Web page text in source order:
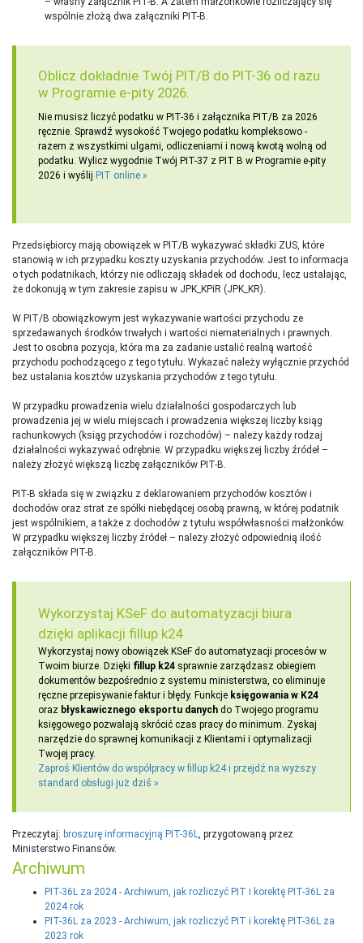
wspólnie złożą dwa załączniki PIT-B.
Oblicz dokładnie Twój PIT/B do PIT-36 od razu
w Programie e-pity 2026.
Nie musisz liczyć podatku w PIT-36 i załącznika PIT/B za 2026
ręcznie. Sprawdź wysokość Twojego podatku kompleksowo -
razem z wszystkimi ulgami, odliczeniami i nową kwotą wolną od
podatku. Wylicz wygodnie Twój PIT-37 z PIT B w Programie e-pity
2026 i wyślij PIT online
Przedsiębiorcy mają obowiązek w PIT/B wykazywać składki ZUS, które
stanowią w ich przypadku koszty uzyskania przychodów. Jest to informacja
o tych podatnikach, którzy nie odliczają składek od dochodu, lecz ustalając,
że dokonują w tym zakresie zapisu w JPK_KPiR (JPK_KR).
W PIT/B obowiązkowym jest wykazywanie wartości przychodu ze
sprzedawanych środków trwałych i wartości niematerialnych i prawnych.
Jest to osobna pozycja, która ma za zadanie ustalić realną wartość
przychodu pochodzącego z tego tytułu. Wykazać należy wyłącznie przychód
bez ustalania kosztów uzyskania przychodów z tego tytułu.
W przypadku prowadzenia wielu działalności gospodarczych lub
prowadzenia jej w wielu miejscach i prowadzenia większej liczby ksiąg
rachunkowych (ksiąg przychodów i rozchodów) – należy każdy rodzaj
działalności wykazywać odrębnie. W przypadku większej liczby źródeł –
należy złożyć większą liczbę załączników PIT-B.
PIT-B składa się w związku z deklarowaniem przychodów kosztów i
dochodów oraz strat ze spółki niebędącej osobą prawną, w której podatnik
jest wspólnikiem, a także z dochodów z tytułu współwłasności małżonków.
W przypadku większej liczby źródeł – należy złożyć odpowiednią ilość
załączników PIT-B.
Wykorzystaj KSeF do automatyzacji biura
dzięki aplikacji fillup k24
Wykorzystaj nowy obowiązek KSeF do automatyzacji procesów w
Twoim biurze. Dzięki fillup k24 sprawnie zarządzasz obiegiem
dokumentów bezpośrednio z systemu ministerstwa, co eliminuje
ręczne przepisywanie faktur i błędy. Funkcje księgowania w K24
oraz błyskawicznego eksportu danych do Twojego programu
księgowego pozwalają skrócić czas pracy do minimum. Zyskaj
narzędzie do sprawnej komunikacji z Klientami i optymalizacji
Twojej pracy.
Zaproś Klientów do współpracy w fillup k24 i przejdź na wyższy
standard obsługi już dziś »
Przeczytaj: broszurę informacyjną PIT-36L, przygotowaną przez
Ministerstwo Finansów.
Archiwum
PIT-36L za 2024 - Archiwum, jak rozliczyć PIT i korektę PIT-36L za
2024 rok
PIT-36L za 2023 - Archiwum, jak rozliczyć PIT i korektę PIT-36L za
2023 rok